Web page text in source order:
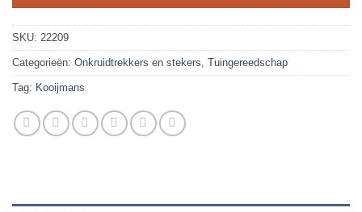
SKU: 22209
Categorieën: Onkruidtrekkers en stekers Tuingereedschap
Tag: Kooijmans